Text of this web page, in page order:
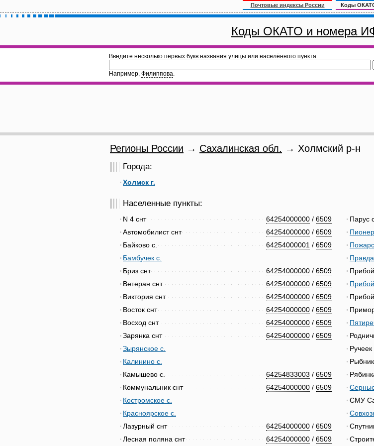
Почтовые индексы России Коды
Коды ОКАТО и номера
Введите несколько первых букв названия улицы или населённого пункта:
Например, Филиппова.
Регионы России → Сахалинская обл. → Холмский р-н
Города:
Холмск г.
Населенные пункты:
64254000000 / 6509
N 4 снт
64254000000 / 6509
Автомобилист снт
64254000001 / 6509
Байково с.
Бамбучек с.
64254000000 / 6509
Бриз снт
64254000000 / 6509
Ветеран снт
64254000000 / 6509
Виктория снт
64254000000 / 6509
Восток снт
64254000000 / 6509
Восход снт
64254000000 / 6509
Зарянка снт
Зырянское с.
Калинино с.
64254833003 / 6509
Камышево с.
64254000000 / 6509
Коммунальник снт
Костромское с.
Красноярское с.
64254000000 / 6509
Лазурный снт
64254000000 / 6509
Лесная поляна снт
Парус
Правда
Прибой
Ручеек
СМУ